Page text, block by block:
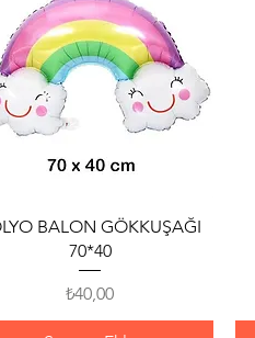
Hızlı Bakış
BALON GÖKKUŞAĞI
70*40
Fiyat
₺40,00